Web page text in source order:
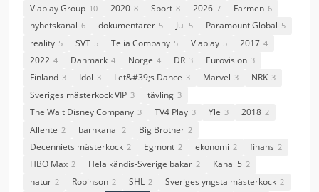
Viaplay Group 10 2020 8 Sport 8 2026 7 Farmen 6
nyhetskanal 6 dokumentärer 5 Jul 5 Paramount Global 5
reality 5 SVT 5 Telia Company 5 Viaplay 5 2017 4
2022 4 Danmark 4 Norge 4 DR 3 Eurovision 3
Finland 3 Idol 3 Let&#39;s Dance 3 Marvel 3 NRK 3
Sveriges mästerkock VIP 3 tävling 3
The Walt Disney Company 3 TV4 Play 3 Yle 3 2018 2
Allente 2 barnkanal 2 Big Brother 2
Decenniets mästerkock 2 Egmont 2 ekonomi 2 finans 2
HBO Max 2 Hela kändis-Sverige bakar 2 Kanal 5 2
natur 2 Robinson 2 SHL 2 Sveriges yngsta mästerkock 2